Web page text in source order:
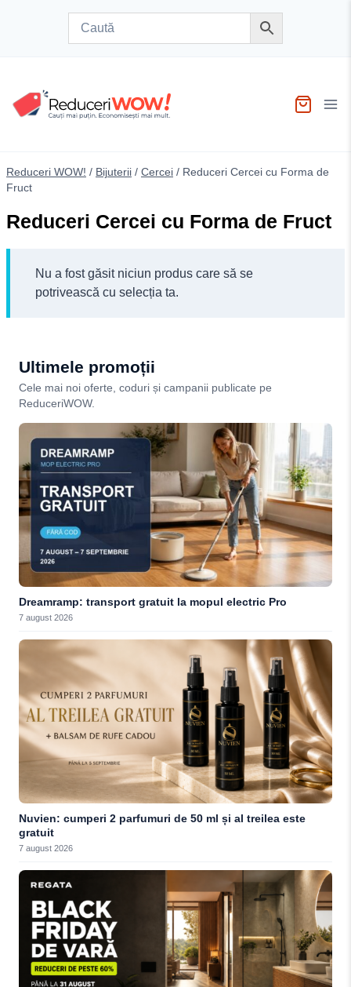
Reduceri WOW! / Bijuterii / Cercei / Reduceri Cercei cu Forma de
Fruct
Reduceri Cercei cu Forma de Fruct
Nu a fost găsit niciun produs care să se
potrivească cu selecția ta.
Ultimele promoții
Cele mai noi oferte, coduri și campanii publicate pe
ReduceriWOW.
Dreamramp: transport gratuit la mopul electric Pro
7 august 2026
Nuvien: cumperi 2 parfumuri de 50 ml și al treilea este
gratuit
7 august 2026